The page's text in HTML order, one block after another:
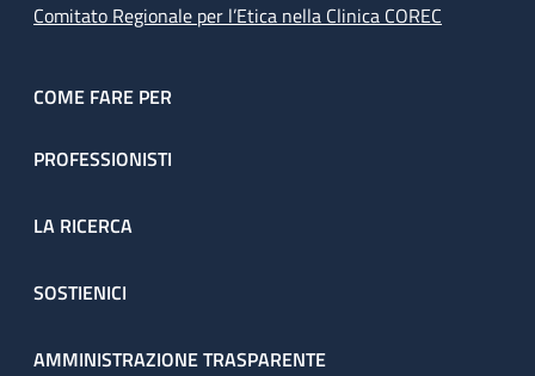
Comitato Regionale per l’Etica nella Clinica COREC
COME FARE PER
PROFESSIONISTI
LA RICERCA
SOSTIENICI
AMMINISTRAZIONE TRASPARENTE